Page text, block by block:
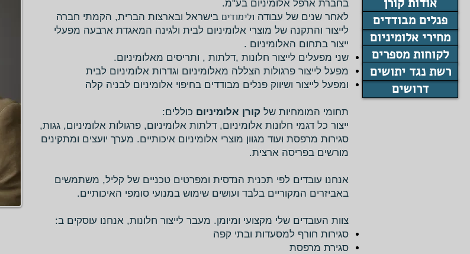
בחברת ארפל אלומיניום בע"מ.
לאחר שנים של עבודה ולימודים בישראל ובארצות הברית, הקמתי חברה
לייצור והתקנה של מוצרי אלומיניום לבית ולגינה המאגדת ארבעה מפעלי
ייצור בתחום האלומיניום .
שני מפעלים לייצור חלונות ,דלתות , ותריסים מאלומיניום.
מפעל לייצור פרגולות הצללה מאלומיניום וגדרות אלומיניום לבית
ומפעל לייצור ושיווק פנלים מבודדים בחיפוי אלומיניום לבניה קלה
תחומי המומחיות של קורן אלומיניום כוללים:
ייצור כל דגמי חלונות אלומיניום, דלתות אלומיניום, פרגולות אלומיניום, גגות,
סגירות מרפסת ועוד מגוון מוצרי אלומיניום איכותיים. מערך יועצים ומתקינים
מורשים בפריסה ארצית.
אנחנו עובדים לפי תכנית הנדסית ומפרטים טכניים של קליל, משתמשים
באביזרים המקוריים בלבד ועושים שימוש במנועי סומפי האיכותיים.
צוות העובדים שלי מקצועי ומיומן. מעבר לייצור חלונות, אנחנו עוסקים ב:
סגירות חורף למסעדות ובתי קפה
סגירת מרפסת
מחירי אלומיניום
פנלים מבודדים
לקוחות מספרים
דרושים
רשת נגד יתושים